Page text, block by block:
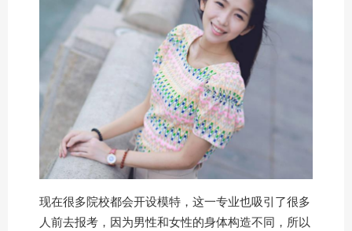
现在很多院校都会开设模特，这一专业也吸引了很多
人前去报考，因为男性和女性的身体构造不同，所以